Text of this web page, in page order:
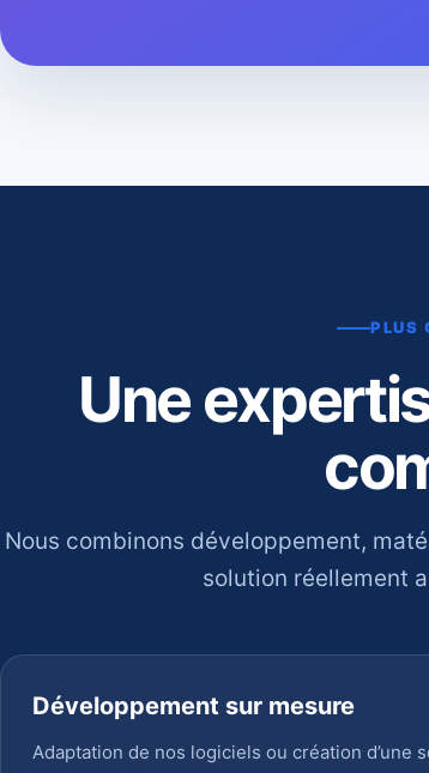
PLUS
Une
Nous combinons développement,
solution réellement
Développement sur mesure
Adaptation de nos logiciels ou création d’une